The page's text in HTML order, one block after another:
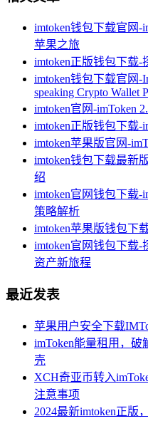
imtoken钱包下载官网-
苹果之旅
imtoken正版钱包下载-
imtoken钱包下载官网-
speaking Crypto Wallet
imtoken官网-imToken
imtoken正版钱包下载-
imtoken苹果版官网-
imtoken钱包下载最新
绍
imtoken官网钱包下载-
策略解析
imtoken苹果版钱包下
imtoken官网钱包下载-
资产新旅程
最近发表
苹果用户安全下载
imToken能量租用，
壳
XCH奇亚币转入
注意事项
2024最新imtoken正版